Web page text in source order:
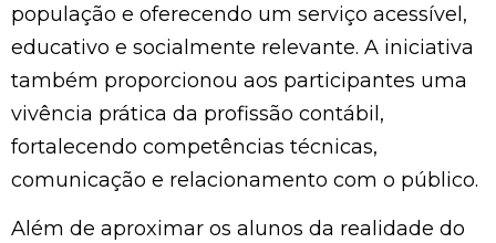
população e oferecendo um serviço acessível,
educativo e socialmente relevante. A iniciativa
também proporcionou aos participantes uma
vivência prática da profissão contábil,
fortalecendo competências técnicas,
comunicação e relacionamento com o público.
Além de aproximar os alunos da realidade do